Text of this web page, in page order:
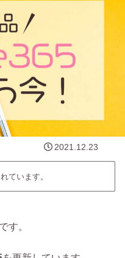
2021.12.23
ています。
す。